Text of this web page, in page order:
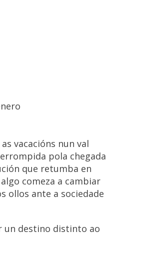
vacacións nun val
pola chegada
que retumba en
comeza a cambiar
ollos ante a sociedade
un destino distinto ao